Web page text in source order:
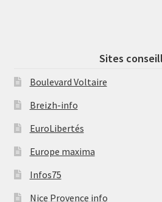
Sites
Boulevard Voltaire
Breizh-info
EuroLibertés
Europe maxima
Infos75
Nice Provence info